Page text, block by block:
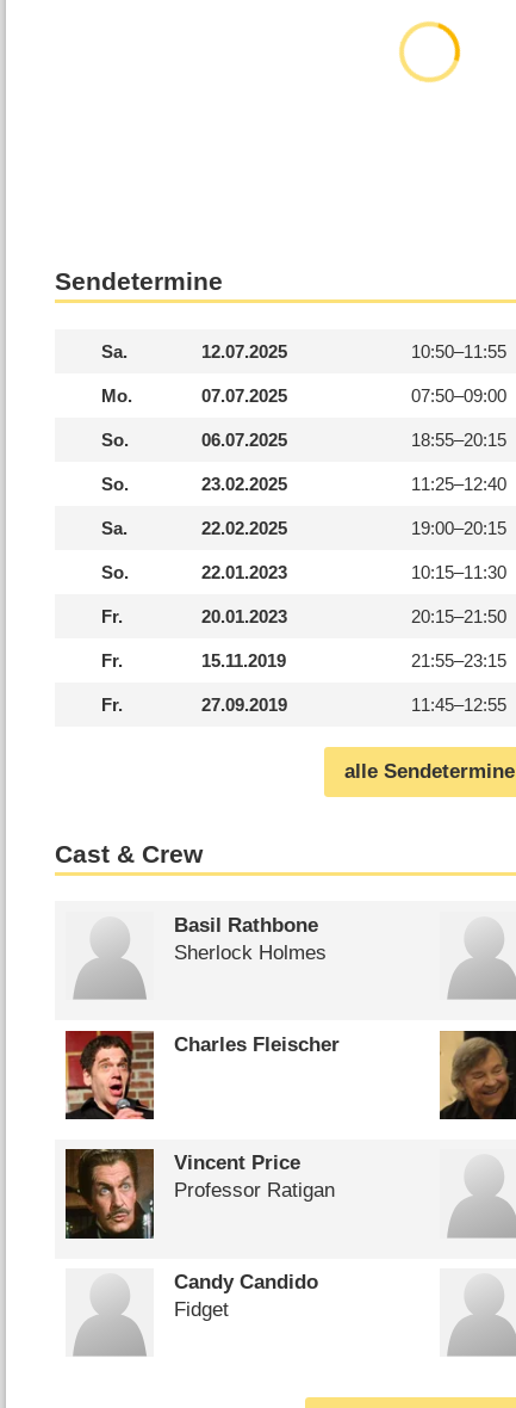
Sendetermine
Sa. 12.07.2025 10:50–11:55
Mo. 07.07.2025 07:50–09:00
So. 06.07.2025 18:55–20:15
So. 23.02.2025 11:25–12:40
Sa. 22.02.2025 19:00–20:15
So. 22.01.2023 10:15–11:30
Fr. 20.01.2023 20:15–21:50
Fr. 15.11.2019 21:55–23:15
Fr. 27.09.2019 11:45–12:55
alle Sendetermine
Cast & Crew
Basil Rathbone
Sherlock Holmes
Charles Fleischer
Vincent Price
Professor Ratigan
Candy Candido
Fidget